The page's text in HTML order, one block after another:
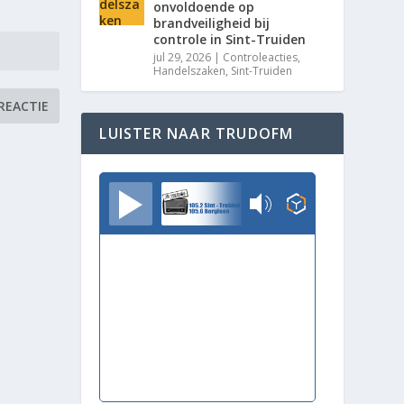
onvoldoende op
brandveiligheid bij
controle in Sint-Truiden
jul 29, 2026 | Controleacties,
Handelszaken, Sint-Truiden
LUISTER NAAR TRUDOFM
TrudoFM